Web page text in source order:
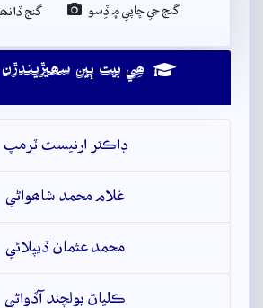
گنج جي ڇاپي ۾ ڏِسو گنج
ھِي بيت ٻين
ڊاڪٽر ارنيسٽ ٽرمپ
غلام محمد شاھواڻي
محمد عثمان ڏيپلائي
ڪلياڻ بولچند آڏواڻي